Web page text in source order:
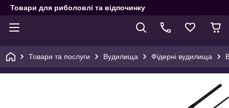
Товари для риболовлі та відпочинку
Товари та послуги Вудилища Фідерні вудилища